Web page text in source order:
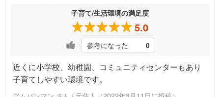
子育て/生活環境の満足度
5.0
参考になった 0
近くに小学校、幼稚園、コミュニティセンターもあり
子育てしやすい環境です。